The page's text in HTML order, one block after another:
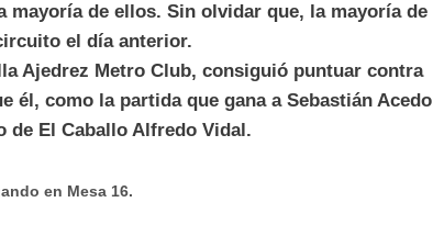
de ellos. Sin olvidar que, la mayoría de
el día anterior.
Ajedrez Metro Club, consiguió puntuar contra
él, como la partida que gana a Sebastián Acedo
de El Caballo Alfredo Vidal.
en Mesa 16.